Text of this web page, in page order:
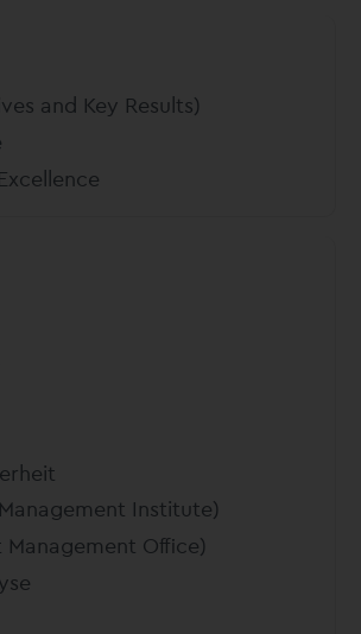
and Key Results)
Institute)
Management Office)